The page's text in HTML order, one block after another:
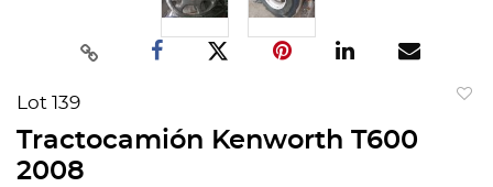
Lot 139
Tractocamión Kenworth T600
2008